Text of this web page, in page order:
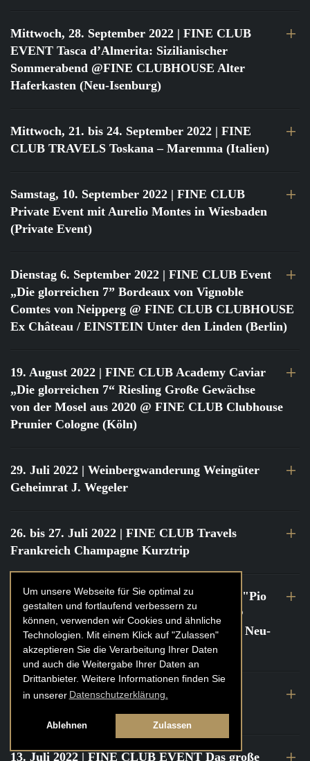
Um unsere Webseite für Sie optimal zu
gestalten und fortlaufend verbessern zu
können, verwenden wir Cookies und ähnliche
Technologien. Mit einem Klick auf "Zulassen"
akzeptieren Sie die Verarbeitung Ihrer Daten
und auch die Weitergabe Ihrer Daten an
Drittanbieter. Weitere Informationen finden Sie
in unserer Datenschutzerklärung.
Ablehnen Zulassen
Mittwoch, 28. September 2022 | FINE CLUB
EVENT Tasca d’Almerita: Sizilianischer
Sommerabend @FINE CLUBHOUSE Alter
Haferkasten (Neu-Isenburg)
Mittwoch, 21. bis 24. September 2022 | FINE
CLUB TRAVELS Toskana – Maremma (Italien)
Samstag, 10. September 2022 | FINE CLUB
Private Event mit Aurelio Montes in Wiesbaden
(Private Event)
Dienstag 6. September 2022 | FINE CLUB Event
„Die glorreichen 7” Bordeaux von Vignoble
Comtes von Neipperg @ FINE CLUB CLUBHOUSE
Ex Château / EINSTEIN Unter den Linden (Berlin)
19. August 2022 | FINE CLUB Academy Caviar
„Die glorreichen 7“ Riesling Große Gewächse
von der Mosel aus 2020 @ FINE CLUB Clubhouse
Prunier Cologne (Köln)
29. Juli 2022 | Weinbergwanderung Weingüter
Geheimrat J. Wegeler
26. bis 27. Juli 2022 | FINE CLUB Travels
Frankreich Champagne Kurztrip
22. Juli 2022| FINE CLUB Private Dinner "Pio
Cesare" mit Tochter Frederica Pio Boffa @
FINE CLUB Clubhouse Alter Haferkasten, Neu-
Isenburg
21. bis 22. Juli 2022| FINE CLUB Travels
Frankreich Burgund Kurztrip
13. Juli 2022 | FINE CLUB EVENT Das große